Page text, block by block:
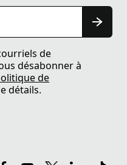
de
désabonner à
de
détails.